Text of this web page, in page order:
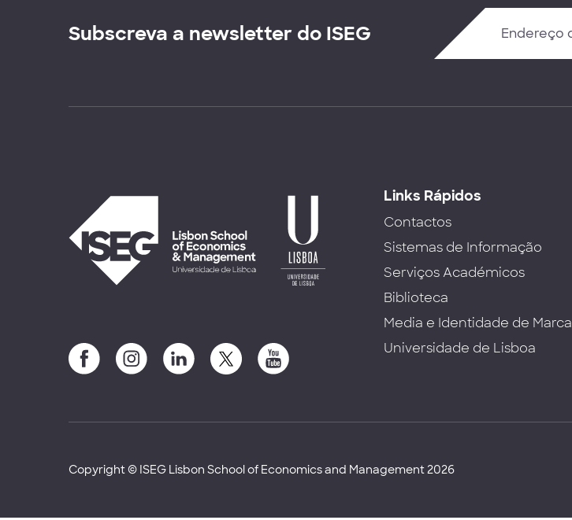
Subscreva a newsletter do ISEG
Links Rápidos
Contactos
Sistemas de Informação
Serviços Académicos
Biblioteca
Media e Identidade de Marca
Universidade de Lisboa
Copyright © ISEG Lisbon School of Economics and Management 2026